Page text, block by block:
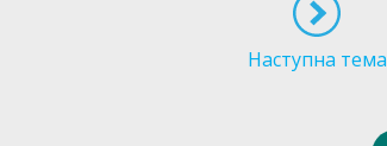
Наступна тема